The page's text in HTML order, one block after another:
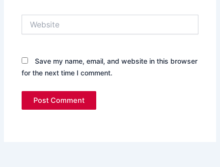
Save my name, email, and website in this browser
for the next time I comment.